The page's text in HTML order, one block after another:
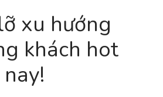
xu hướng
khách hot